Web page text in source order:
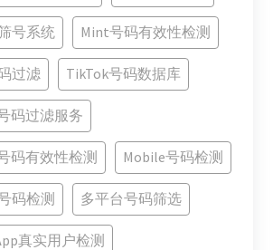
号系统 Mint号码有效性检测
过滤 TikTok号码数据库
码过滤服务
码有效性检测 Mobile号码检测
码检测 多平台号码筛选
真实用户检测